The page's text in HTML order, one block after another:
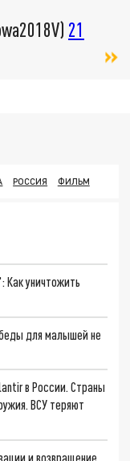
21
РОССИЯ ФИЛЬМ
Как уничтожить
для малышей не
в России. Страны
ВСУ теряют
и возвращение